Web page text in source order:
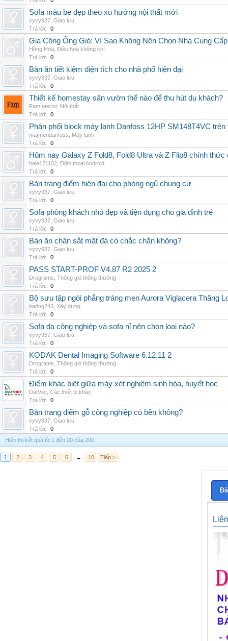
Sofa màu be đẹp theo xu hướng nội thất mới
vyvy937 Giao lưu
Trả lời:
0
Gia Công Ống Gió: Vì Sao Không Nên Chọn Nhà Cung
Hồng Hoa Điều hoà không khí
Trả lời:
0
Bàn ăn tiết kiệm diện tích cho nhà phố hiện đại
vyvy937 Giao lưu
Trả lời:
0
Thiết kế homestay sân vườn thế nào để thu hút du khách?
FamInterior, Nội thất
Trả lời:
0
Phân phối block máy lạnh Danfoss 12HP SM148T4VC
maynendanfoss
Máy lạnh
Trả lời:
0
Hôm nay Galaxy Z Fold8, Fold8 Ultra và Z Flip8 chính
hale121102 Điện thoại Android
Trả lời:
0
Bàn trang điểm hiện đại cho phòng ngủ chung cư
vyvy937 Giao lưu
Trả lời:
0
Sofa phòng khách nhỏ đẹp và tiện dụng cho gia đình trẻ
vyvy937 Giao lưu
Trả lời:
0
Bàn ăn chân sắt mặt đá có chắc chắn không?
vyvy937 Giao lưu
Trả lời:
0
PASS START-PROF V4.87 R2 2025 2
Drograms Thông gió thông thường
Trả lời:
0
Bộ sưu tập ngói phẳng tráng men Aurora Viglacera Thăng
hadng243 Xây dựng
Trả lời:
0
Sofa da công nghiệp và sofa nỉ nên chọn loại nào?
vyvy937 Giao lưu
Trả lời:
0
KODAK Dental Imaging Software 6.12.11 2
Drograms Thông gió thông thường
Trả lời:
0
Điểm khác biệt giữa máy xét nghiệm sinh hóa, huyết học
DatViet Các thiết bị khác
Trả lời:
0
Bàn trang điểm gỗ công nghiệp có bền không?
vyvy937 Giao lưu
Trả lời:
0
Hiển thị kết quả từ 1 đến 20 của 200
1 2 3 4 5 6 → 10 Tiếp >